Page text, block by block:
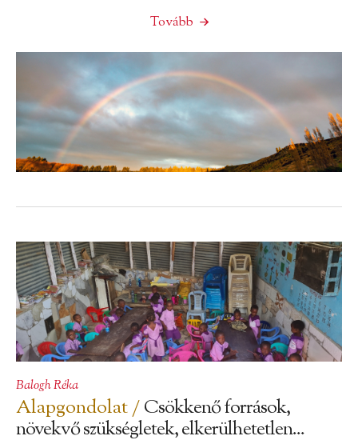
Tovább
Balogh Réka
Alapgondolat /Csökkenő források,
növekvő szükségletek, elkerülhetetlen...